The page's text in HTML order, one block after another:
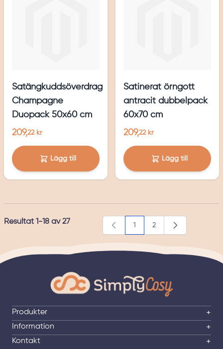
Satängkuddsöverdrag
Champagne
Duopack 50x60 cm
209,22 kr
Lägg till
Satinerat örngott
antracit dubbelpack
60x70 cm
209,22 kr
Lägg till
Resultat 1-18 av27
You're currently reading
1
Page
2
Produkter +
Information +
Kontakt +